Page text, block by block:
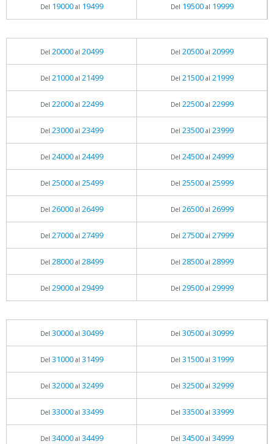
Del 19000al 19499 Del 19500al 19999
Del 20000al 20499 Del 20500al 20999
Del 21000al 21499 Del 21500al 21999
Del 22000al 22499 Del 22500al 22999
Del 23000al 23499 Del 23500al 23999
Del 24000al 24499 Del 24500al 24999
Del 25000al 25499 Del 25500al 25999
Del 26000al 26499 Del 26500al 26999
Del 27000al 27499 Del 27500al 27999
Del 28000al 28499 Del 28500al 28999
Del 29000al 29499 Del 29500al 29999
Del 30000al 30499 Del 30500al 30999
Del 31000al 31499 Del 31500al 31999
Del 32000al 32499 Del 32500al 32999
Del 33000al 33499 Del 33500al 33999
Del 34000al 34499 Del 34500al 34999